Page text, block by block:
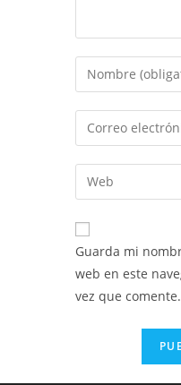
Introduce
tu
nombre
de
usuario
para
comentar
Introduce
tu
dirección
de
electrónico
para
comentar
Introduce
la
URL
de
(opcional)
Guarda mi
web en este
vez que comente.